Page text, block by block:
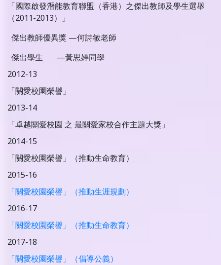
「國際啟發潛能教育聯盟（香港）之傑出教師及學生選舉
（2011-2013）」
傑出教師優異獎 —何詩敏老師
傑出學生 —黃思婷同學
2012-13
「關愛校園榮譽」
2013-14
「卓越關愛校園 之 最關愛家校合作主題大獎」
2014-15
「關愛校園榮譽」（推動生命教育）
2015-16
「關愛校園榮譽」（推動生涯規劃）
2016-17
「關愛校園榮譽」（推動生命教育）
2017-18
「關愛校園榮譽」（倡導公義）